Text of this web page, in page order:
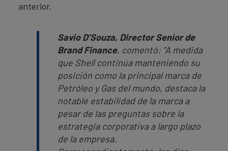
anterior.
Savio D’Souza, Director Senior de
Brand Finance, comentó: "A medida
que Shell continúa manteniendo su
posición como la principal marca de
Petróleo y Gas del mundo, destaca la
notable estabilidad de la marca a
pesar de las preguntas sobre la
estrategia corporativa a largo plazo
de la empresa.